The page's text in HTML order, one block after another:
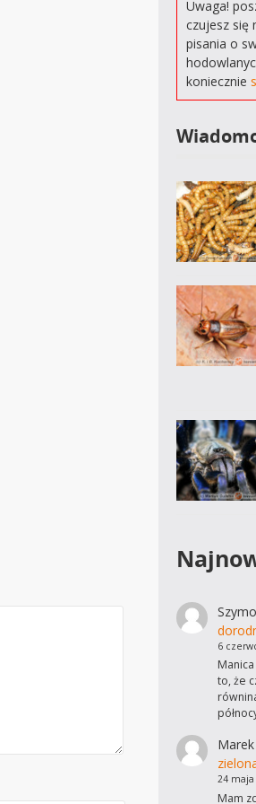
Uwaga!
czujesz się
pisania o
koniecznie
6
to, że
Marek
24 maja
Mam